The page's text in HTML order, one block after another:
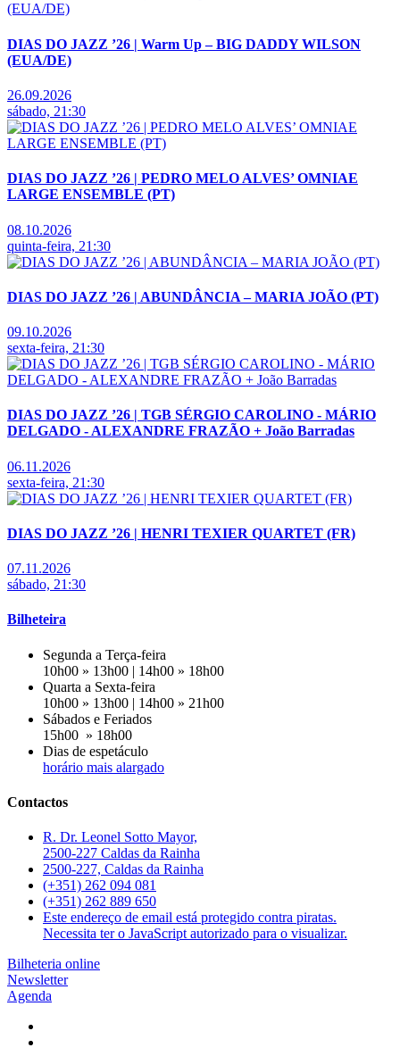
DIAS DO JAZZ ’26 | Warm Up – BIG DADDY WILSON
(EUA/DE)
26.09.2026
sábado, 21:30
DIAS DO JAZZ ’26 | PEDRO MELO ALVES’ OMNIAE
LARGE ENSEMBLE (PT)
08.10.2026
quinta-feira, 21:30
DIAS DO JAZZ ’26 | ABUNDÂNCIA – MARIA JOÃO (PT)
09.10.2026
sexta-feira, 21:30
DIAS DO JAZZ ’26 | TGB SÉRGIO CAROLINO - MÁRIO
DELGADO - ALEXANDRE FRAZÃO + João Barradas
06.11.2026
sexta-feira, 21:30
DIAS DO JAZZ ’26 | HENRI TEXIER QUARTET (FR)
07.11.2026
sábado, 21:30
Bilheteira
Segunda a Terça-feira
10h00 » 13h00 | 14h00 » 18h00
Quarta a Sexta-feira
10h00 » 13h00 | 14h00 » 21h00
Sábados e Feriados
15h00 » 18h00
Dias de espetáculo
horário mais alargado
Contactos
R. Dr. Leonel Sotto Mayor,
2500-227 Caldas da Rainha
2500-227, Caldas da Rainha
(+351) 262 094 081
(+351) 262 889 650
Este endereço de email está protegido contra piratas.
Necessita ter o JavaScript autorizado para o visualizar.
Bilheteria online
Newsletter
Agenda